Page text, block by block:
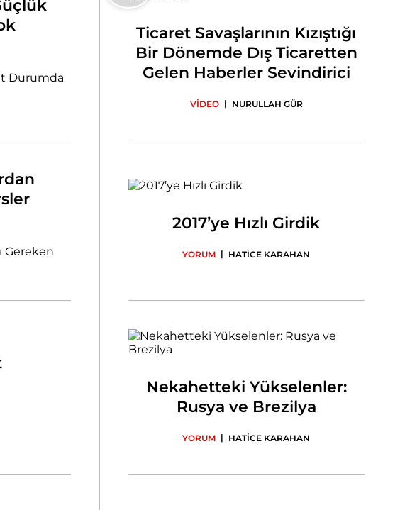
Ticaret Savaşlarının Kızıştığı
Bir Dönemde Dış Ticaretten
Gelen Haberler Sevindirici
VİDEO | NURULLAH GÜR
2017’ye Hızlı Girdik
YORUM | HATİCE KARAHAN
Nekahetteki Yükselenler:
Rusya ve Brezilya
YORUM | HATİCE KARAHAN